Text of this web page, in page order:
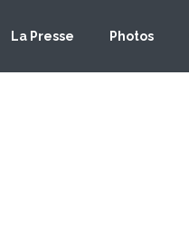
La Presse Photos